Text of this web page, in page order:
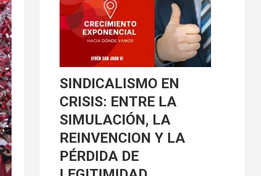
SINDICALISMO EN
CRISIS: ENTRE LA
SIMULACIÓN, LA
REINVENCION Y LA
PÉRDIDA DE